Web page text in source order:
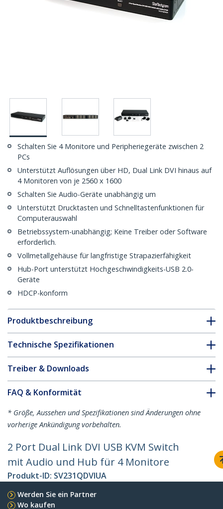
Schalten Sie 4 Monitore und Peripheriegeräte zwischen 2
PCs
Unterstützt Auflösungen über HD, Dual Link DVI hinaus auf
4 Monitoren von je 2560 x 1600
Schalten Sie Audio-Geräte unabhängig um
Unterstützt Drucktasten und Schnelltastenfunktionen für
Computerauswahl
Betriebssystem-unabhängig; Keine Treiber oder Software
erforderlich.
Vollmetallgehäuse für langfristige Strapazierfähigkeit
Hub-Port unterstützt Hochgeschwindigkeits-USB 2.0-
Geräte
HDCP-konform
Produktbeschreibung
Technische Spezifikationen
Treiber & Downloads
FAQ & Konformität
* Größe, Aussehen und Spezifikationen sind Änderungen ohne
vorherige Ankündigung vorbehalten.
2 Port Dual Link DVI USB KVM Switch
mit Audio und Hub für 4 Monitore
Produkt-ID: SV231QDVIUA
Werden Sie ein Partner
Wo kaufen